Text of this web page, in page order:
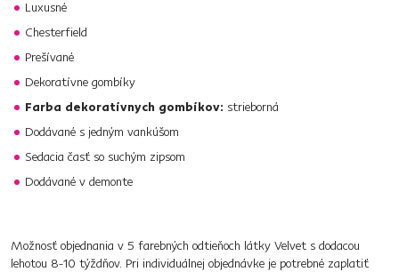
Luxusné
Chesterfield
Prešívané
Dekoratívne gombíky
Farba dekoratívnych gombíkov: strieborná
Dodávané s jedným vankúšom
Sedacia časť so suchým zipsom
Dodávané v demonte
Možnosť objednania v 5 farebných odtieňoch látky Velvet s dodacou
lehotou 8-10 týždňov. Pri individuálnej objednávke je potrebné zaplatiť